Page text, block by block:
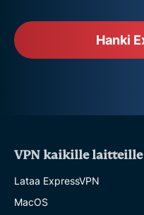
Hanki
VPN kaikille laitteille
Lataa ExpressVPN
MacOS